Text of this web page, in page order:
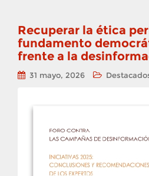
Recuperar la ética
fundamento
frente a la
31 mayo, 2026